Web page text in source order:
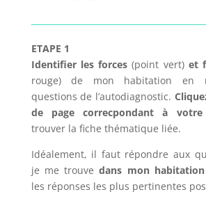
ETAPE 1
Identifier les forces (point vert) et
rouge) de mon habitation en
questions de l’autodiagnostic.
de page correcpondant à votre
trouver la fiche thématique liée.
Idéalement, il faut répondre aux
je me trouvedans mon habitation
les réponses les plus pertinentes